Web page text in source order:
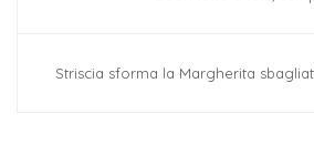
Striscia sforma la Margherita